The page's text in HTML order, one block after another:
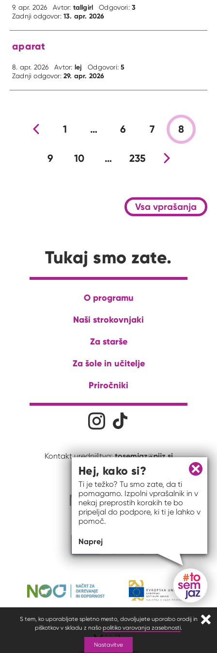
S tem, ko uporabljate spletno mesto, dovoljujete uporabo orodij in
piškotkov v skladu z našo politiko varovanja zasebnosti.
Nastavitve
9. apr. 2026 Avtor: tallgirl Odgovori:3
Zadnji odgovor:13. apr. 2026
aparat
8. apr. 2026 Avtor: lej Odgovori:5
Zadnji odgovor:29. apr. 2026
Prejšnja stran
1 … 6 7 8
9 10 … 235Nova stran
Vsa vprašanja
Tukaj smo zate.
O programu
Naši strokovnjaki
Za starše
Za šole in učitelje
Priročniki
Družabna omrežjaNa naš Instagram profil
Kontakt uredništva:tosemjaz@nijz.si
Gumb
Zapri
Hej, kako si?
Ti je težko? Tu smo zate, da ti
pomagamo. Izpolni vprašalnik in v
nekaj preprostih korakih te bo
pripeljal do podpore, ki ti je lahko v
pomoč.
Naprej